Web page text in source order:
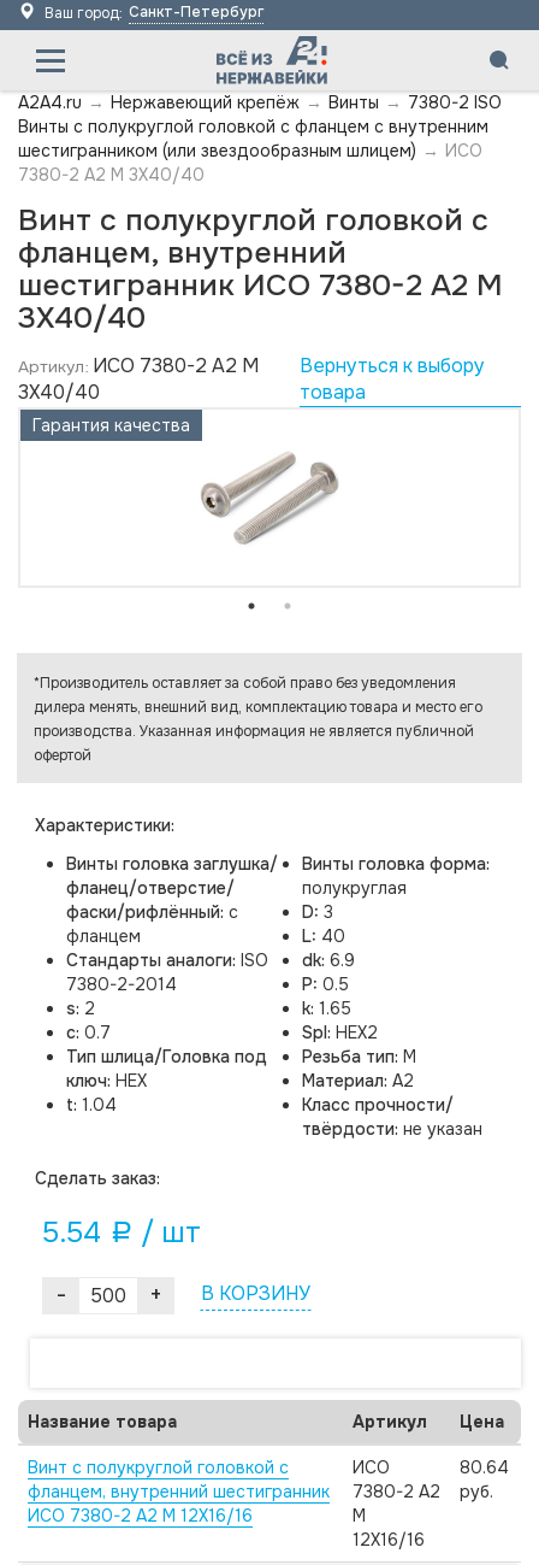
Ваш город: Санкт-Петербург
A2A4.ru → Нержавеющий крепёж → Винты → 7380-2 ISO
Винты с полукруглой головкой с фланцем с внутренним
шестигранником (или звездообразным шлицем) → ИСО
7380-2 А2 M 3X40/40
Винт с полукруглой головкой с
фланцем, внутренний
шестигранник ИСО 7380-2 А2 M
3X40/40
Артикул: ИСО 7380-2 А2 M
3X40/40
Вернуться к выбору
товара
Гарантия качества
Характеристики:
Винты головка заглушка/
фланец/отверстие/
фаски/рифлённый: с
фланцем
Стандарты аналоги: ISO
7380-2-2014
s: 2
c: 0.7
Тип шлица/Головка под
ключ: HEX
t: 1.04
Винты головка форма:
полукруглая
D: 3
L: 40
dk: 6.9
P: 0.5
k: 1.65
Spl: HEX2
Резьба тип: M
Материал: A2
Класс прочности/
твёрдости: не указан
Cделать заказ:
5.54 a / шт
- + В КОРЗИНУ
*Производитель оставляет за собой право без уведомления
дилера менять, внешний вид, комплектацию товара и место его
производства. Указанная информация не является публичной
офертой
Название товара Артикул Цена
Винт с полукруглой головкой с
фланцем, внутренний шестигранник
ИСО 7380-2 А2 M 12X16/16
ИСО
7380-2 А2
M
12X16/16
80.64
руб.